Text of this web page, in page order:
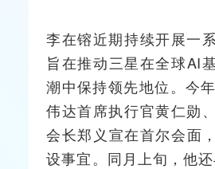
李在镕近期持续开展一
旨在推动三星在全球AI
潮中保持领先地位。今
伟达首席执行官黄仁勋
会长郑义宣在首尔会面
设事宜。同月上旬，他